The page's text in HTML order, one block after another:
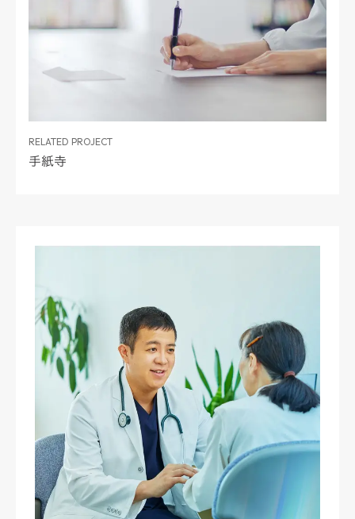
RELATED PROJECT
手紙寺